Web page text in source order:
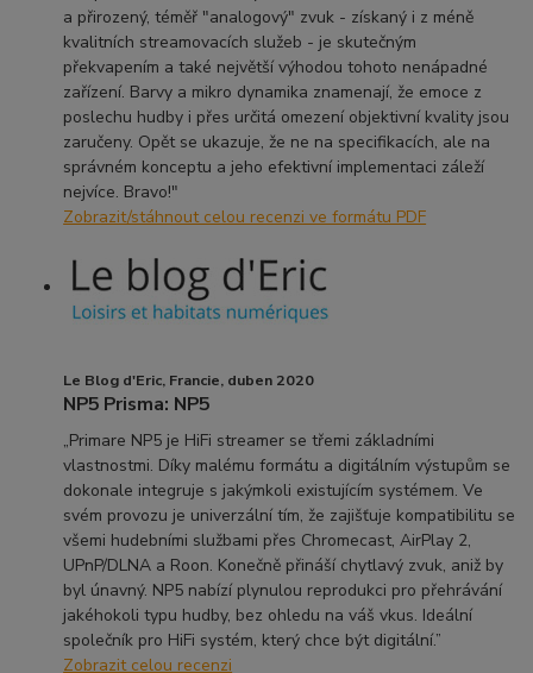
a přirozený, téměř "analogový" zvuk - získaný i z méně
kvalitních streamovacích služeb - je skutečným
překvapením a také největší výhodou tohoto nenápadné
zařízení. Barvy a mikro dynamika znamenají, že emoce z
poslechu hudby i přes určitá omezení objektivní kvality jsou
zaručeny. Opět se ukazuje, že ne na specifikacích, ale na
správném konceptu a jeho efektivní implementaci záleží
nejvíce. Bravo!"
Zobrazit/stáhnout celou recenzi ve formátu PDF
Le Blog d'Eric, Francie, duben 2020
NP5 Prisma: NP5
„Primare NP5 je HiFi streamer se třemi základními
vlastnostmi. Díky malému formátu a digitálním výstupům se
dokonale integruje s jakýmkoli existujícím systémem. Ve
svém provozu je univerzální tím, že zajišťuje kompatibilitu se
všemi hudebními službami přes Chromecast, AirPlay 2,
UPnP/DLNA a Roon. Konečně přináší chytlavý zvuk, aniž by
byl únavný. NP5 nabízí plynulou reprodukci pro přehrávání
jakéhokoli typu hudby, bez ohledu na váš vkus. Ideální
společník pro HiFi systém, který chce být digitální.”
Zobrazit celou recenzi